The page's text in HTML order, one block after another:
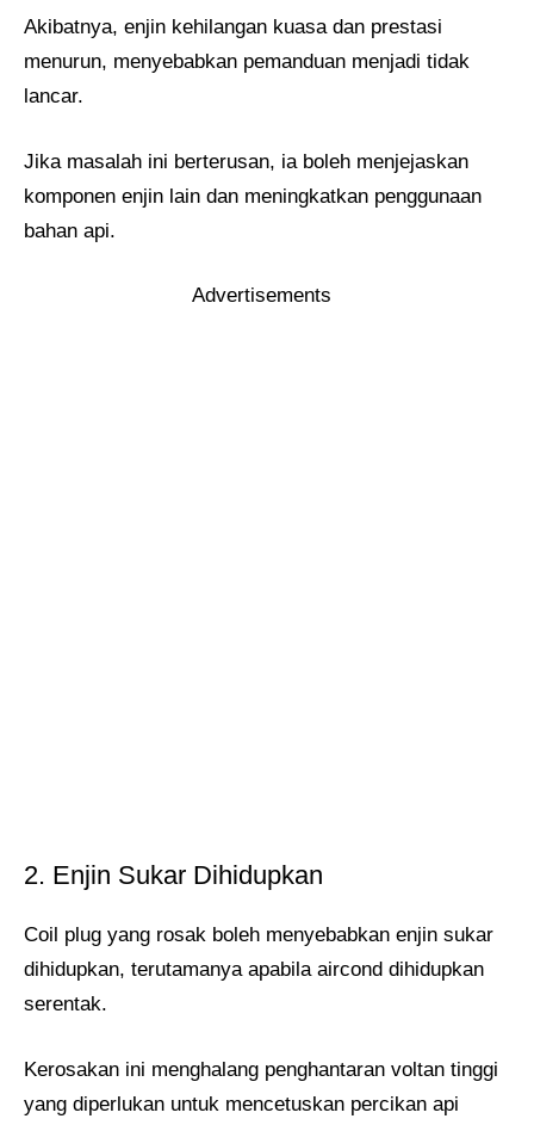
Akibatnya, enjin kehilangan kuasa dan prestasi
menurun, menyebabkan pemanduan menjadi tidak
lancar.
Jika masalah ini berterusan, ia boleh menjejaskan
komponen enjin lain dan meningkatkan penggunaan
bahan api.
Advertisements
2. Enjin Sukar Dihidupkan
Coil plug yang rosak boleh menyebabkan enjin sukar
dihidupkan, terutamanya apabila aircond dihidupkan
serentak.
Kerosakan ini menghalang penghantaran voltan tinggi
yang diperlukan untuk mencetuskan percikan api